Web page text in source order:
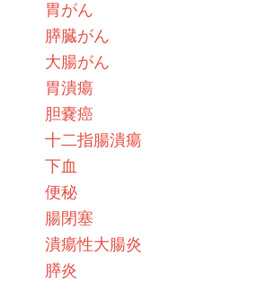
胃がん
膵臓がん
大腸がん
胃潰瘍
胆嚢癌
十二指腸潰瘍
下血
便秘
腸閉塞
潰瘍性大腸炎
膵炎